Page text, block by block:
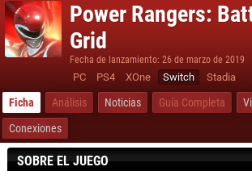
Power Rangers:
Grid
Fecha de lanzamiento: 26 de marzo de 2019
PC PS4 XOne Switch Stadia
Ficha Análisis Noticias Guía Completa
Conexiones
SOBRE EL JUEGO